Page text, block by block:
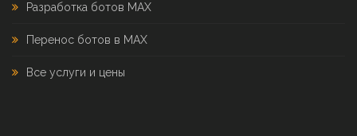
Разработка ботов MAX
Перенос ботов в MAX
Все услуги и цены